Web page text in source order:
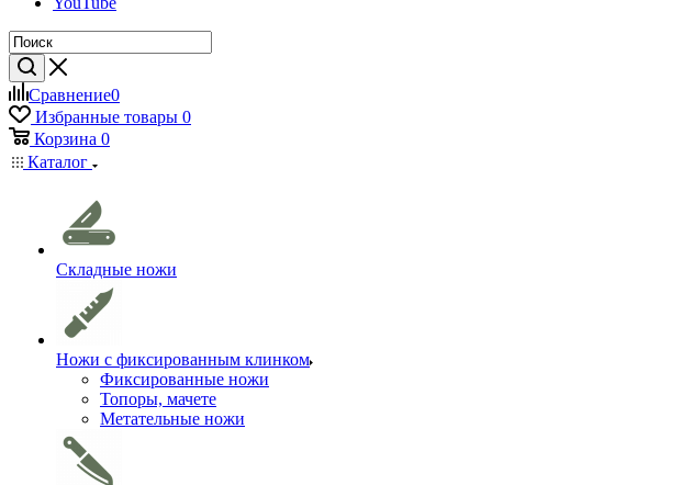
Сравнение0
Избранные товары 0
Корзина 0
Каталог
Складные ножи
Ножи с фиксированным клинком
Фиксированные ножи
Топоры, мачете
Метательные ножи